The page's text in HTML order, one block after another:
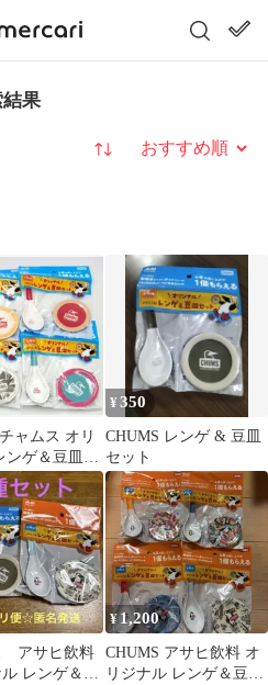
果
並び替え
ャムス オリ
ンゲ＆豆皿セ
コンプリー
¥350
CHUMS レンゲ & 豆皿
セット
アサヒ飲料
レンゲ＆豆
¥ 1,200
CHUMS アサヒ飲料 オ
リジナル レンゲ＆豆皿